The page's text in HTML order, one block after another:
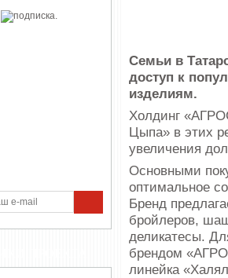
Семьи в
доступ к
изделиям.
Холдинг
Цыпа» в этих
увеличения
Основными
оптимальное
Бренд
бройлеров,
деликатесы.
брендом
линейка